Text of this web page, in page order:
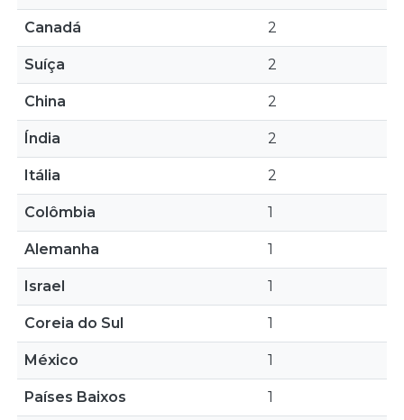
Canadá 2
Suíça 2
China 2
Índia 2
Itália 2
Colômbia 1
Alemanha 1
Israel 1
Coreia do Sul 1
México 1
Países Baixos 1